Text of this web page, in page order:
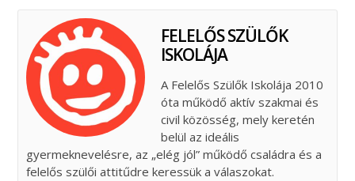
FELELŐS SZÜLŐK
ISKOLÁJA
A Felelős Szülők Iskolája 2010
óta működő aktív szakmai és
civil közösség, mely keretén
belül az ideális
gyermeknevelésre, az „elég jól” működő családra és a
felelős szülői attitűdre keressük a válaszokat.